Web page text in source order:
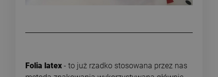
Folia latex - to już rzadko stosowana przez nas